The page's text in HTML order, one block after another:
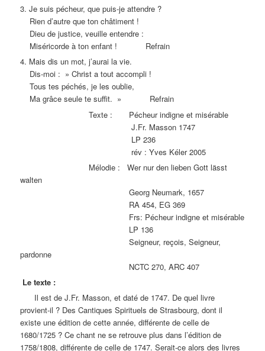
3. Je suis pécheur, que puis-je attendre ?
Rien d’autre que ton châtiment !
Dieu de justice, veuille entendre :
Miséricorde à ton enfant ! Refrain
4. Mais dis un mot, j’aurai la vie.
Dis-moi : » Christ a tout accompli !
Tous tes péchés, je les oublie,
Ma grâce seule te suffit. » Refrain
Texte : Pécheur indigne et misérable
J.Fr. Masson 1747
LP 236
rév : Yves Kéler 2005
Mélodie : Wer nur den lieben Gott lässt
walten
Georg Neumark, 1657
RA 454, EG 369
Frs: Pécheur indigne et misérable
LP 136
Seigneur, reçois, Seigneur,
pardonne
NCTC 270, ARC 407
Le texte :
Il est de J.Fr. Masson, et daté de 1747. De quel livre
provient-il ? Des Cantiques Spirituels de Strasbourg, dont il
existe une édition de cette année, différente de celle de
1680/1725 ? Ce chant ne se retrouve plus dans l’édition de
1758/1808, différente de celle de 1747. Serait-ce alors des livres